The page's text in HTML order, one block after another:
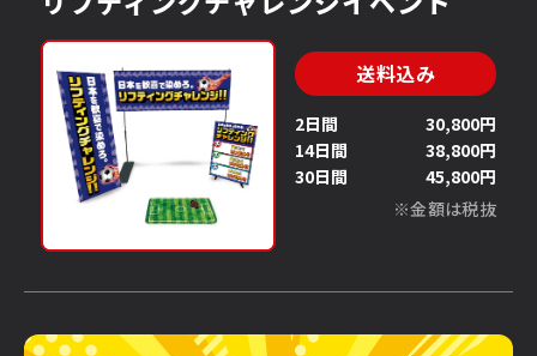
送料込み
2日間
30,800円
14日間
38,800円
30日間
45,800円
※金額は税抜